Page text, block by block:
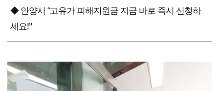
◆ 안양시 “고유가 피해지원금 지금 바로 즉시 신청하
세요!"